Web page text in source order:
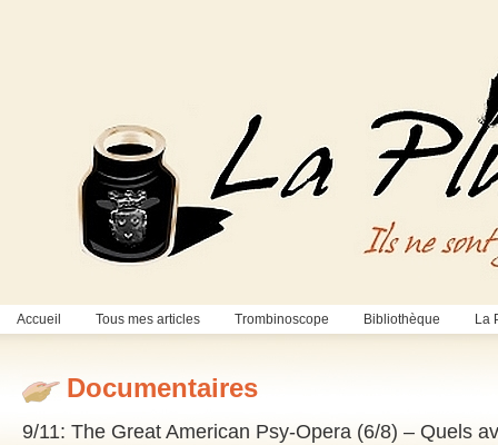
Accueil Tous mes articles Trombinoscope Bibliothèque La
Documentaires
9/11: The Great American Psy-Opera (6/8) – Quels